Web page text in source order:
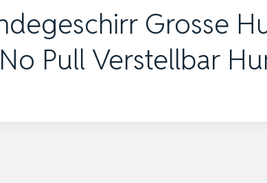
Grosse
Pull Verstellbar